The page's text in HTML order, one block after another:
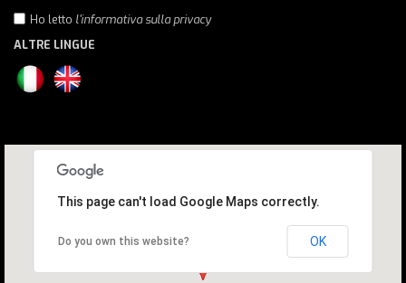
Ho letto l'informativa sulla privacy
ALTRE LINGUE
This page can't load Google Maps correctly.
Do you own this website? OK